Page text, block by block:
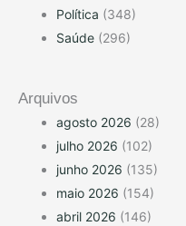
Política (348)
Saúde (296)
Arquivos
agosto 2026 (28)
julho 2026 (102)
junho 2026 (135)
maio 2026 (154)
abril 2026 (146)